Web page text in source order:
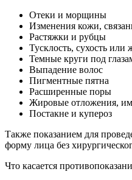
Отеки и морщины
Изменения кожи,
Растяжки и рубцы
Тусклость, сухость или
Темные круги под
Выпадение волос
Пигментные пятна
Расширенные поры
Жировые отложения,
Постакне и купероз
Также показанием для
форму лица без
Что касается